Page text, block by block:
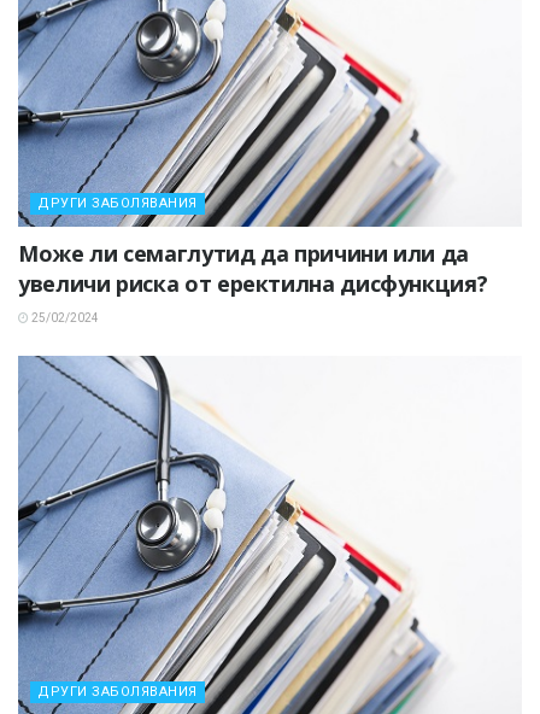
ДРУГИ ЗАБОЛЯВАНИЯ
Може ли семаглутид да причини или да
увеличи риска от еректилна дисфункция?
25/02/2024
ДРУГИ ЗАБОЛЯВАНИЯ